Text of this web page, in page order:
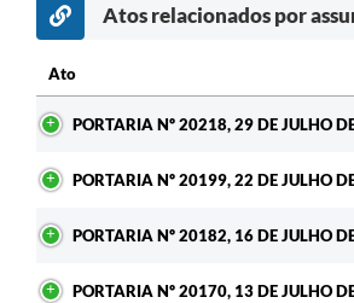
Atos relacionados por
Ato
PORTARIA Nº 20218, 29 DE JULHO
PORTARIA Nº 20199, 22 DE JULHO
PORTARIA Nº 20182, 16 DE JULHO
PORTARIA Nº 20170, 13 DE JULHO